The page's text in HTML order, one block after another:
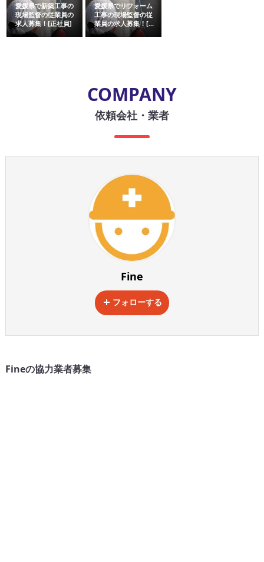
愛媛県で新築工事の
現場監督の従業員の
求人募集！[正社員]
愛媛県でリフォーム
工事の現場監督の従
業員の求人募集！[...
COMPANY
依頼会社・業者
Fine
フォローする
Fineの協力業者募集